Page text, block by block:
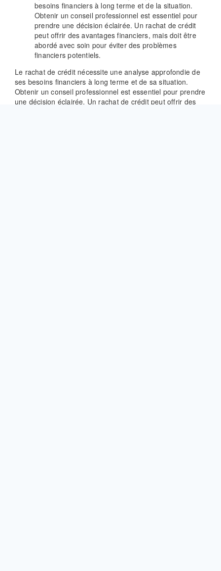
besoins financiers à long terme et de la situation.
Obtenir un conseil professionnel est essentiel pour
prendre une décision éclairée. Un rachat de crédit
peut offrir des avantages financiers, mais doit être
abordé avec soin pour éviter des problèmes
financiers potentiels.
Le rachat de crédit nécessite une analyse approfondie de
ses besoins financiers à long terme et de sa situation.
Obtenir un conseil professionnel est essentiel pour prendre
une décision éclairée. Un rachat de crédit peut offrir des